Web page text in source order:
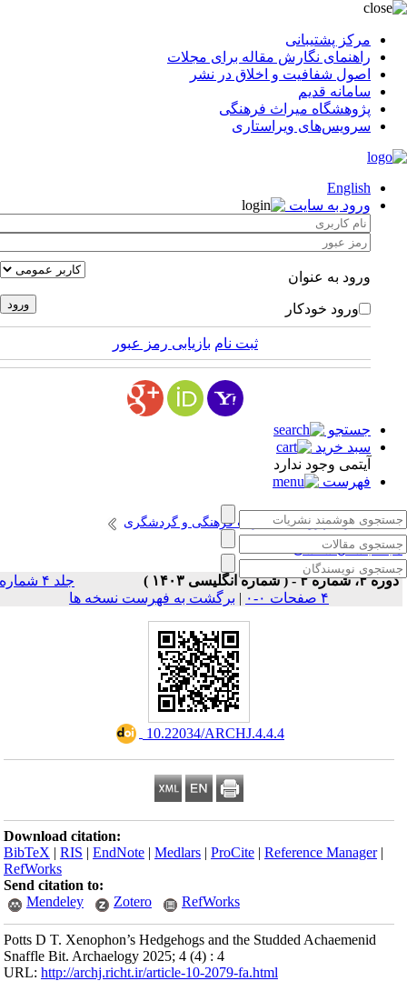
مرکز پشتیبانی
راهنمای نگارش مقاله برای مجلات
اصول شفافیت و اخلاق در نشر
سامانه قدیم
پژوهشگاه میراث فرهنگی
سرویس‌های ویراستاری
English
ورود به سایت
ورود به عنوان
ورود خودکار
ثبت نام بازیابی رمز عبور
جستجو
سبد خرید
آیتمی وجود ندارد
فهرست
انتشارات پژوهشگاه میراث فرهنگی و گردشگری
باستان شناسی
دوره ۴، شماره ۴ - ( شماره انگلیسی ۱۴۰۳ )
جلد ۴ شماره
| برگشت به فهرست نسخه ها
‎ 10.22034/ARCHJ.4.4.4
Download citation:
BibTeX |RIS |EndNote |Medlars |ProCite |Reference Manager
RefWorks
Send citation to:
Mendeley
Zotero RefWorks
Potts D T. Xenophon’s Hedgehogs and the Studded Achaemenid
Snaffle Bit. Archaelogy 2025; 4 (4) : 4
URL:http://archj.richt.ir/article-10-2079-fa.html